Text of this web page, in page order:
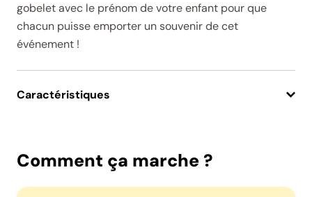
gobelet avec le prénom de votre enfant pour que
chacun puisse emporter un souvenir de cet
événement !
Caractéristiques
Comment ça marche ?